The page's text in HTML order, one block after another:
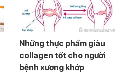
Những thực phẩm giàu
collagen tốt cho người
bệnh xương khớp